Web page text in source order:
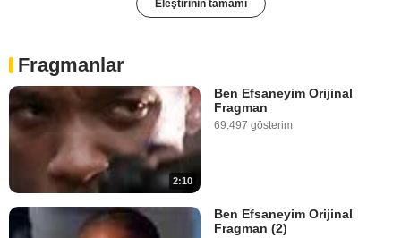
Eleştirinin tamamı
Fragmanlar
2:10
Ben Efsaneyim Orijinal
Fragman
69.497 gösterim
Ben Efsaneyim Orijinal
Fragman (2)